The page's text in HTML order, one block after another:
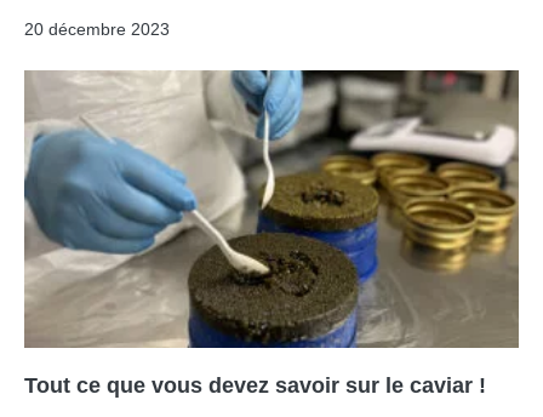
20 décembre 2023
Tout ce que vous devez savoir sur le caviar !